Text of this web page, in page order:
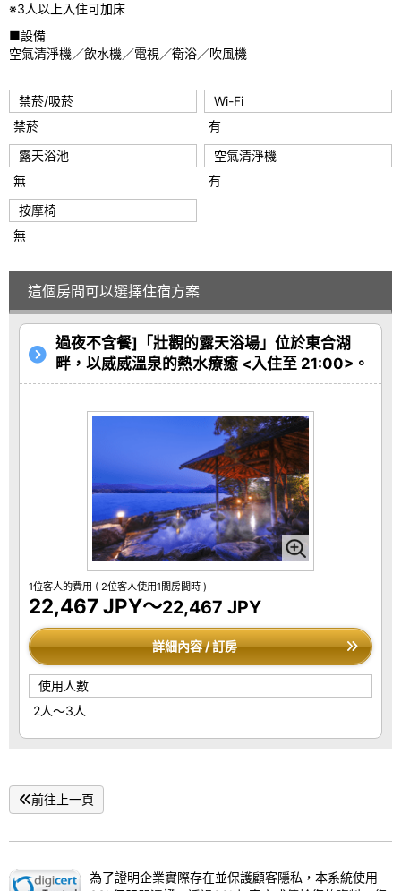
※3人以上入住可加床
■設備
空氣清淨機／飲水機／電視／衛浴／吹風機
禁菸/吸菸
禁菸
Wi-Fi
有
露天浴池
無
空氣清淨機
有
按摩椅
無
這個房間可以選擇住宿方案
過夜不含餐]「壯觀的露天浴場」位於東合湖
畔，以威威溫泉的熱水療癒 <入住至 21:00>。
1位客人的費用 ( 2位客人使用1間房間時 )
22,467 JPY～22,467 JPY
詳細內容 / 訂房
使用人數
2人～3人
前往上一頁
為了證明企業實際存在並保護顧客隱私，本系統使用